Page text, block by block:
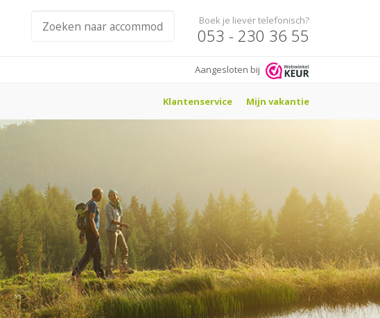
Boek je liever telefonisch?
053 - 230 36 55
Aangesloten bij
Klantenservice Mijn vakantie